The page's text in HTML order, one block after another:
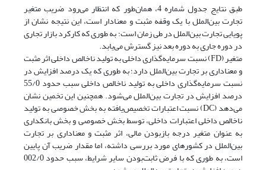
طبق نتایج جدول شماره 4، همان‌طور که انتظار می‌‌رود ضریب متغیر
تجارت بین‌الملل با یک وقفه مثبت و معنادار است، این نتیجه نشان از
پویایی تجارت بین‌الملل در طی زمان است؛ به طوری که کارکرد بازار تجاری
در دوره جاری به دوره بعد نیز گسترش می‌‌یابد.
متغیر (FD) نسبت سرمایه‌گذاری داخلی به تولید ناخالص داخلی اثر مثبت
و معناداری بر تجارت بین‌الملل دارد؛ به طوری که یک درصد افزایش در
نسبت سرمایه‌گذاری داخلی به تولید ناخالص داخلی سبب حدود 55/0
درصد افزایش در تجارت بین‌الملل می‌‌شود. همچنین این تخمین نشان
می‌‌دهد (DC) نسبت اعتبارات تخصیص‌یافته به بخش خصوصی به تولید
ناخالص داخلی اعتبارات داخلی، توسط بخش خصوصی و بخش بانکداری
به عنوان متغیر درجه باز‌بودن مالی، اثر مثبت و معناداری بر تجارت
بین‌الملل در کشورهای مورد بررسی داشته، اما مقدار ضریب آن پایین
است، به طوری که با فرض ثابت‌بودن سایر شرایط، سبب حدود 002/0